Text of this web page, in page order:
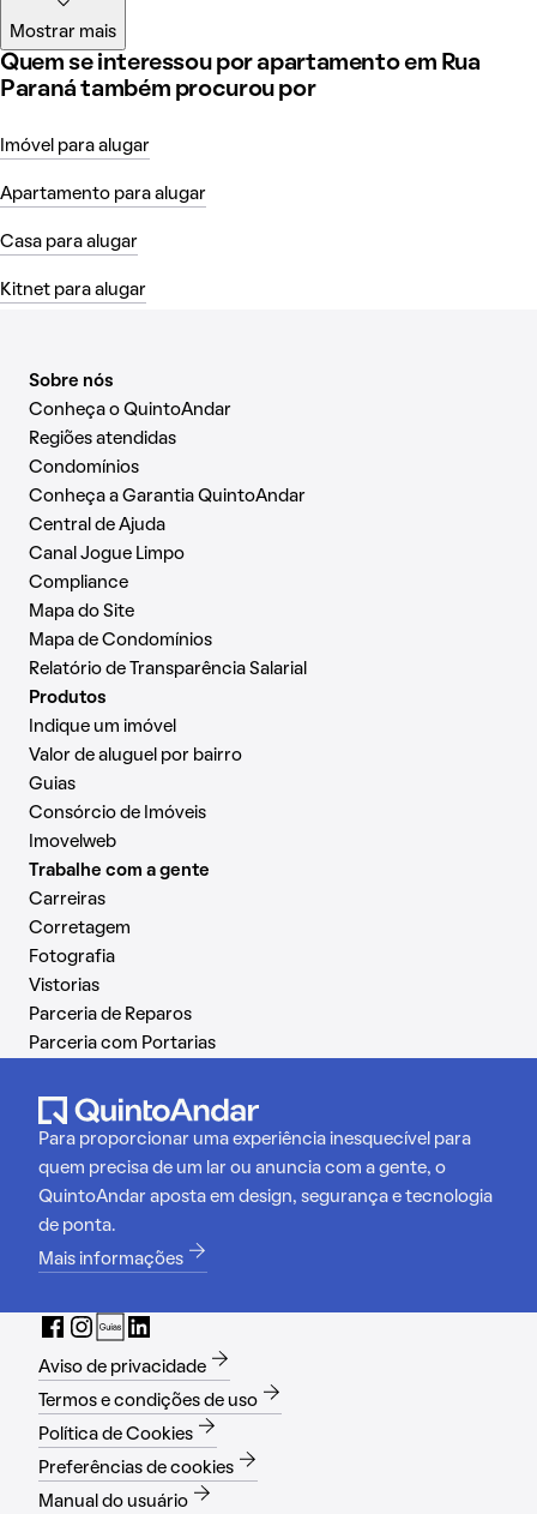
Mostrar mais
Quem se interessou por apartamento em Rua
Paraná também procurou por
Imóvel para alugar
Apartamento para alugar
Casa para alugar
Kitnet para alugar
Sobre nós
Conheça o QuintoAndar
Regiões atendidas
Condomínios
Conheça a Garantia QuintoAndar
Central de Ajuda
Canal Jogue Limpo
Compliance
Mapa do Site
Mapa de Condomínios
Relatório de Transparência Salarial
Produtos
Indique um imóvel
Valor de aluguel por bairro
Guias
Consórcio de Imóveis
Imovelweb
Trabalhe com a gente
Carreiras
Corretagem
Fotografia
Vistorias
Parceria de Reparos
Parceria com Portarias
Para proporcionar uma experiência inesquecível para
quem precisa de um lar ou anuncia com a gente, o
QuintoAndar aposta em design, segurança e tecnologia
de ponta.
Mais informações
Aviso de privacidade
Termos e condições de uso
Política de Cookies
Preferências de cookies
Manual do usuário